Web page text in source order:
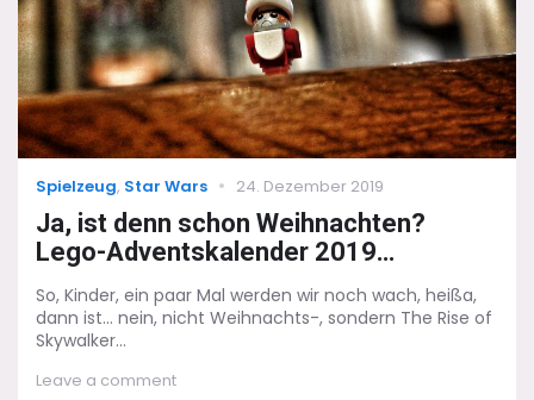
Categories
Spielzeug, Star Wars
Posted
24. Dezember 2019
Ja, ist denn schon Weihnachten?
Lego-Adventskalender 2019…
So, Kinder, ein paar Mal werden wir noch wach, heißa,
dann ist... nein, nicht Weihnachts-, sondern The Rise of
Skywalker...
Leave a commenton